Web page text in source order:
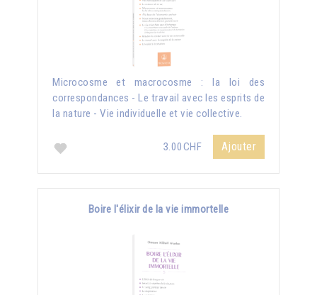
Microcosme et macrocosme : la loi des
correspondances - Le travail avec les esprits de
la nature - Vie individuelle et vie collective.
3.00CHF Ajouter
Boire l'élixir de la vie immortelle